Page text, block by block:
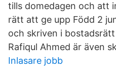
tills domedagen och att
rätt att ge upp Född 2
och skriven i
Rafiqul Ahmed är även
Inlasare jobb